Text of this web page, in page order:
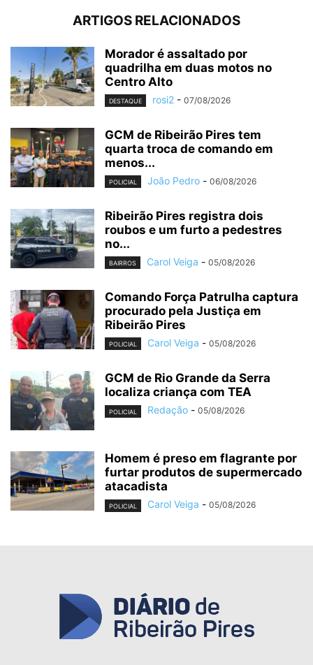
ARTIGOS RELACIONADOS
Morador é assaltado por
quadrilha em duas motos no
Centro Alto
DESTAQUE rosi2 - 07/08/2026
GCM de Ribeirão Pires tem
quarta troca de comando em
menos...
POLICIAL João Pedro - 06/08/2026
Ribeirão Pires registra dois
roubos e um furto a pedestres
no...
BAIRROS Carol Veiga - 05/08/2026
Comando Força Patrulha captura
procurado pela Justiça em
Ribeirão Pires
POLICIAL Carol Veiga - 05/08/2026
GCM de Rio Grande da Serra
localiza criança com TEA
POLICIAL Redação - 05/08/2026
Homem é preso em flagrante por
furtar produtos de supermercado
atacadista
POLICIAL Carol Veiga - 05/08/2026